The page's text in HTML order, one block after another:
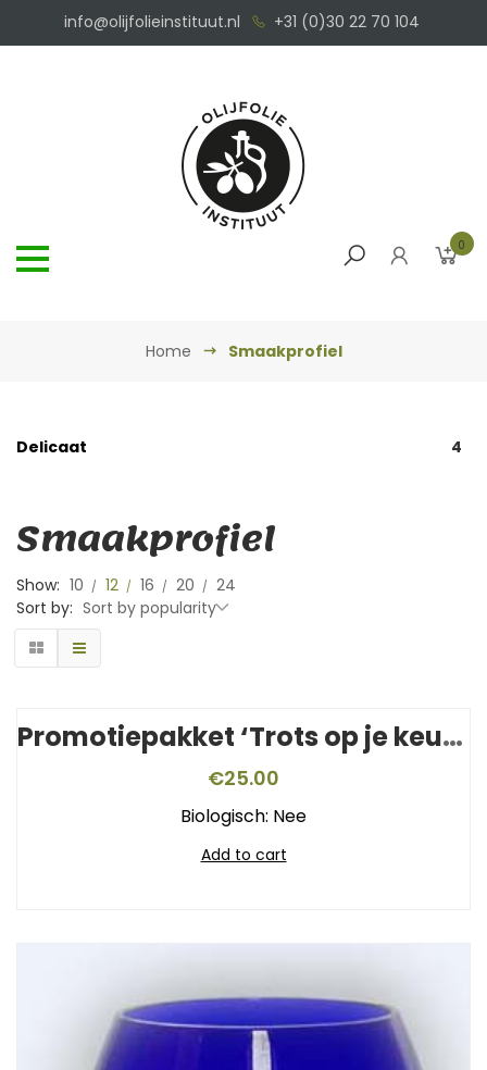
info@olijfolieinstituut.nl +31 (0)30 22 70 104
0
Home Smaakprofiel
Delicaat 4
Smaakprofiel
Show: 10 12 16 20
24
Sort by: Sort by popularity
Promotiepakket ‘Trots op je keurmerk’
€25.00
Biologisch: Nee
Add to cart